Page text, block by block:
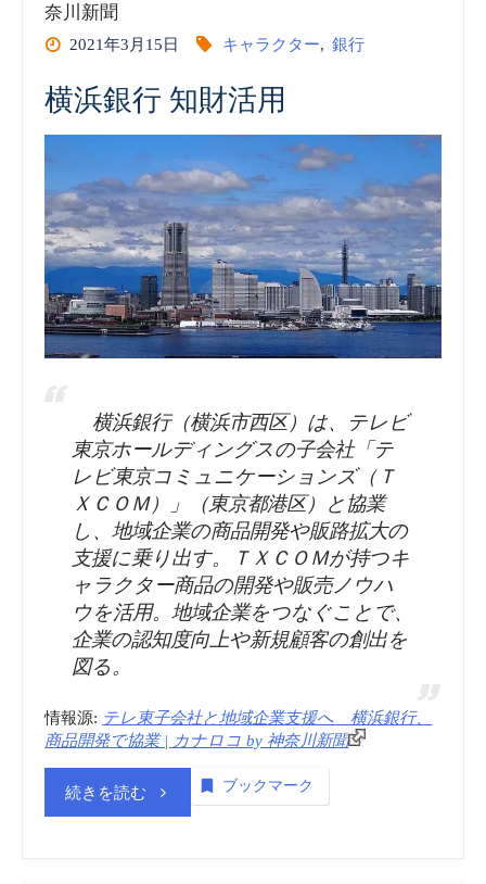
本
シ
テ
ィ
銀
の
知
財
活
用、
キ
ラ
奈川新聞
2021年3月15日 キャラクター, 銀行
横浜銀行 知財活用
横浜銀行（横浜市西区）は、テレビ
東京ホールディングスの子会社「テ
レビ東京コミュニケーションズ（Ｔ
ＸＣＯＭ）」（東京都港区）と協業
し、地域企業の商品開発や販路拡大の
支援に乗り出す。ＴＸＣＯＭが持つキ
ャラクター商品の開発や販売ノウハ
ウを活用。地域企業をつなぐことで、
企業の認知度向上や新規顧客の創出を
図る。
情報源: テレ東子会社と地域企業支援へ 横浜銀行、
商品開発で協業 | カナロコ by 神奈川新聞
続きを読む“商 ブックマーク